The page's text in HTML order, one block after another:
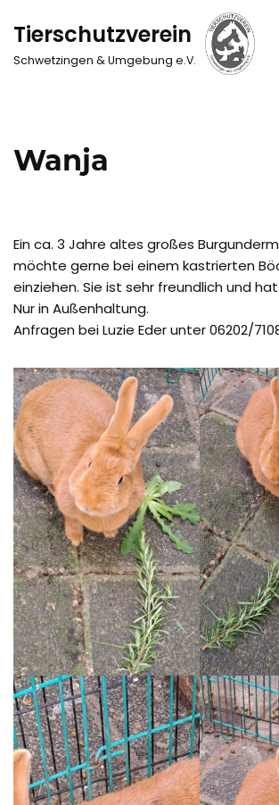
Zum
Inhalt
Tierschutzverein
Schwetzingen & Umgebung e.V.
Wanja
Ein ca. 3 Jahre altes großes
möchte gerne bei einem kastrierten
einziehen. Sie ist sehr freundlich und
Nur in Außenhaltung.
Anfragen bei Luzie Eder unter 06202/